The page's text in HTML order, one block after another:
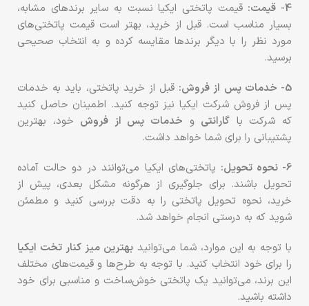
4- قیمت:
قیمت پاتختی‌ ایکیا نسبت به سایر برندهای مشابه،
بسیار مناسب است. قبل از خرید، بهتر است قیمت پاتختی‌های
مورد نظر را با دیگر برندها مقایسه کرده و به انتخاب صحیحی
برسید.
5- خدمات پس از فروش:
قبل از خرید پاتختی، باید به خدمات
پس از فروش شرکت ایکیا نیز توجه کنید. اطمینان حاصل کنید
که شرکت با گارانتی و خدمات پس از فروش خود، بهترین
پشتیبانی را برای شما خواهد داشت.
6- نحوه تحویل:
پاتختی‌های ایکیا می‌توانند در دو حالت آماده
تحویل باشند. برای جلوگیری از هرگونه مشکل بعدی، پیش از
خرید، نحوه تحویل پاتختی را به دقت بررسی کنید و مطمئن
شوید که به درستی انجام خواهد شد.
با توجه به این موارد، شما می‌توانید بهترین میز کنار تخت ایکیا
را برای خود انتخاب کنید. با توجه به طرح‌ها و قیمت‌های مختلف
این برند، می‌توانید یک پاتختی خوش‌ساخت و مناسبی برای خود
داشته باشید.